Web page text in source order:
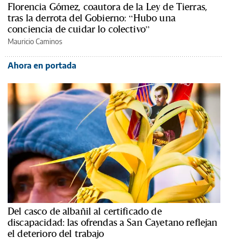
Florencia Gómez, coautora de la Ley de Tierras,
tras la derrota del Gobierno: “Hubo una
conciencia de cuidar lo colectivo”
Mauricio Caminos
Ahora en portada
Del casco de albañil al certificado de
discapacidad: las ofrendas a San Cayetano reflejan
el deterioro del trabajo